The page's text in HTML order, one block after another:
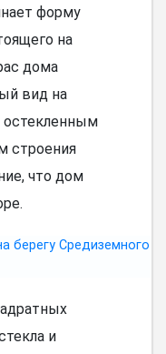
форму
на
дома
вид на
остекленным
строения
что дом
и